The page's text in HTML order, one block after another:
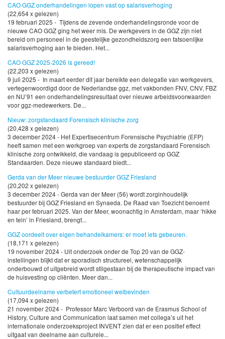
CAO GGZ onderhandelingen lopen vast op salarisverhoging
(22,654 x gelezen)
19 februari 2025 - Tijdens de zevende onderhandelingsronde voor de
nieuwe CAO GGZ ging het weer mis. De werkgevers in de GGZ zijn niet
bereid om personeel in de geestelijke gezondheidszorg een fatsoenlijke
salarisverhoging aan te bieden. Het...
CAO GGZ 2025-2026 is gereed!
(22,203 x gelezen)
9 juli 2025 - In maart eerder dit jaar bereikte een delegatie van werkgevers,
vertegenwoordigd door de Nederlandse ggz, met vakbonden FNV, CNV, FBZ
en NU’91 een onderhandelingsresultaat over nieuwe arbeidsvoorwaarden
voor ggz-medewerkers. De...
Nieuw: zorgstandaard Forensisch klinische zorg
(20,428 x gelezen)
3 december 2024 - Het Expertisecentrum Forensische Psychiatrie (EFP)
heeft samen met een werkgroep van experts de zorgstandaard Forensisch
klinische zorg ontwikkeld, die vandaag is gepubliceerd op GGZ
Standaarden. Deze nieuwe standaard biedt...
Gerda van der Meer nieuwe bestuurder GGZ Friesland
(20,202 x gelezen)
3 december 2024 - Gerda van der Meer (56) wordt zorginhoudelijk
bestuurder bij GGZ Friesland en Synaeda. De Raad van Toezicht benoemt
haar per februari 2025. Van der Meer, woonachtig in Amsterdam, maar ‘hikke
en tein’ in Friesland, brengt...
GGZ oordeelt over eigen behandelkamers: er moet iets gebeuren.
(18,171 x gelezen)
19 november 2024 - Uit onderzoek onder de Top 20 van de GGZ-
instellingen blijkt dat er sporadisch structureel, wetenschappelijk
onderbouwd of uitgebreid wordt stilgestaan bij de therapeutische impact van
de huisvesting op cliënten. Meer dan...
Cultuurdeelname verbetert emotioneel welbevinden
(17,094 x gelezen)
21 november 2024 - Professor Marc Verboord van de Erasmus School of
History, Culture and Communication laat samen met collega’s uit het
internationale onderzoeksproject INVENT zien dat er een positief effect
uitgaat van deelname aan culturele...